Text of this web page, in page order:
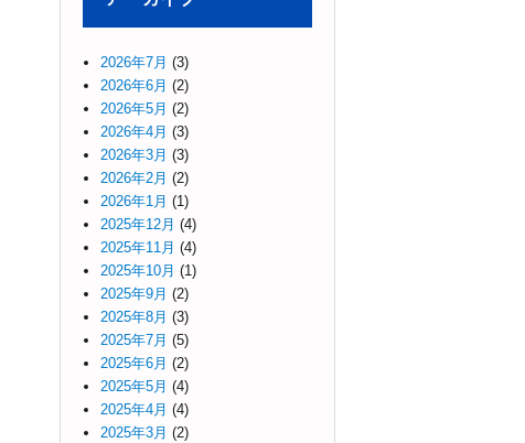
2026年7月 (3)
2026年6月 (2)
2026年5月 (2)
2026年4月 (3)
2026年3月 (3)
2026年2月 (2)
2026年1月 (1)
2025年12月 (4)
2025年11月 (4)
2025年10月 (1)
2025年9月 (2)
2025年8月 (3)
2025年7月 (5)
2025年6月 (2)
2025年5月 (4)
2025年4月 (4)
2025年3月 (2)